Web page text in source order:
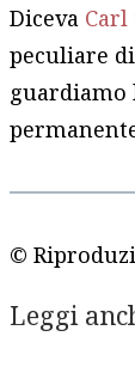
Diceva
peculiare
guardiamo
©
Leggi